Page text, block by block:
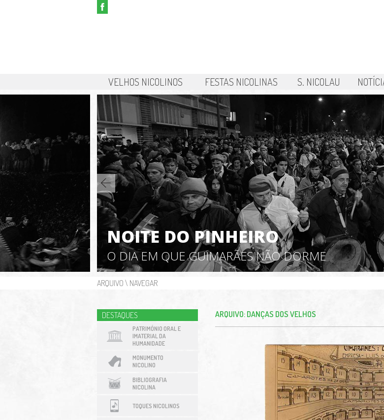
VELHOS NICOLINOS FESTAS NICOLINAS S. NICOLAU
NOITE DO PINHEIRO
O DIA EM QUE GUIMARÃES NÃO DORME
ARQUIVO \ NAVEGAR
DESTAQUES
PATRIMÓNIO ORAL E
IMATERIAL DA
HUMANIDADE
MONUMENTO
NICOLINO
BIBLIOGRAFIA
NICOLINA
TOQUES NICOLINOS
ARQUIVO: DANÇAS DOS VELHOS